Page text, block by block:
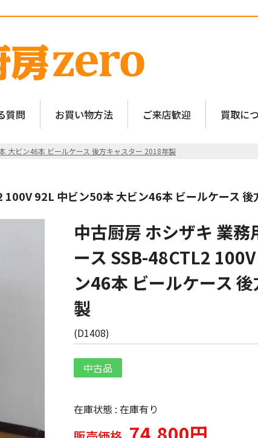
質問 お買い物方法 ご来店歓迎 買取に
大ビン46本 ビールケース 後方キャスター 2018年製
92L 中ビン50本 大ビン46本 ビールケース
中古厨房 ホシザキ 業
ース SSB-48CTL2
ン46本 ビールケース
製
(D1408)
中古品
在庫状態 : 在庫有り